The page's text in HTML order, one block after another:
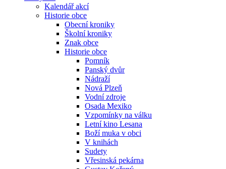
Kalendář akcí
Historie obce
Obecní kroniky
Školní kroniky
Znak obce
Historie obce
Pomník
Panský dvůr
Nádraží
Nová Plzeň
Vodní zdroje
Osada Mexiko
Vzpomínky na válku
Letní kino Lesana
Boží muka v obci
V knihách
Sudety
Vřesinská pekárna